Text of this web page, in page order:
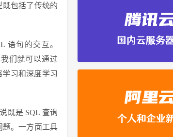
既包括了传统的
语句的交互。
们就可以通过
习和深度学习
既是 SQL 查询
题。一方面工具